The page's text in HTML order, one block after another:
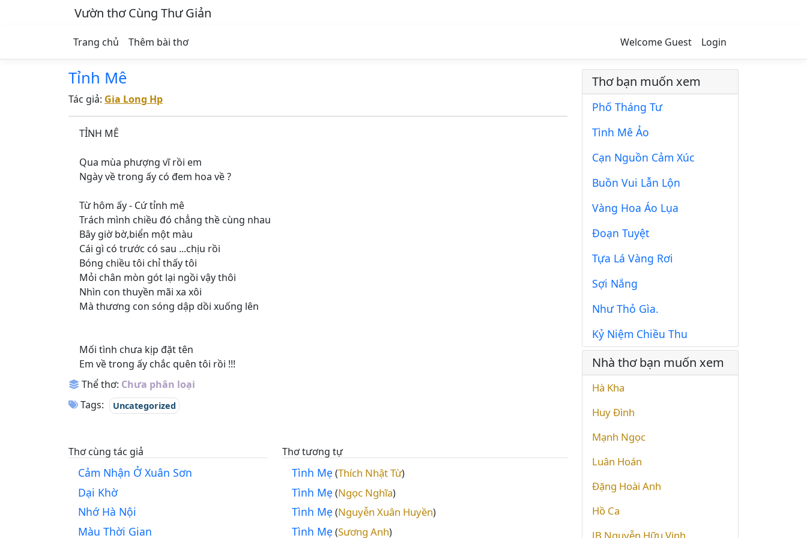
Vườn thơ Cùng Thư Giản
Trang chủ Thêm bài thơ Welcome Guest Login
Tỉnh Mê
Tác giả: Gia Long Hp
TỈNH MÊ
Qua mùa phượng vĩ rồi em
Ngày về trong ấy có đem hoa về ?
Từ hôm ấy - Cứ tỉnh mê
Trách mình chiều đó chẳng thề cùng nhau
Bây giờ bờ,biển một màu
Cái gì có trước có sau ...chịu rồi
Bóng chiều tôi chỉ thấy tôi
Mỏi chân mòn gót lại ngồi vậy thôi
Nhìn con thuyền mãi xa xôi
Mà thương con sóng dập dồi xuống lên
Mối tình chưa kịp đặt tên
Em về trong ấy chắc quên tôi rồi !!!
Thể thơ: Chưa phân loại
Tags:
Uncategorized
Thơ cùng tác giả
Cảm Nhận Ở Xuân Sơn
Dại Khờ
Nhớ Hà Nội
Màu Thời Gian
Thơ tương tự
Tình Mẹ (Thích Nhật Từ)
Tình Mẹ (Ngọc Nghĩa)
Tình Mẹ (Nguyễn Xuân Huyền)
Tình Mẹ (Sương Anh)
Thơ bạn muốn xem
Phố Tháng Tư
Tình Mê Ảo
Cạn Nguồn Cảm Xúc
Buồn Vui Lẫn Lộn
Vàng Hoa Áo Lụa
Đoạn Tuyệt
Tựa Lá Vàng Rơi
Sợi Nắng
Như Thỏ Gìa.
Kỷ Niệm Chiều Thu
Nhà thơ bạn muốn xem
Hà Kha
Huy Đình
Mạnh Ngọc
Luân Hoán
Đặng Hoài Anh
Hồ Ca